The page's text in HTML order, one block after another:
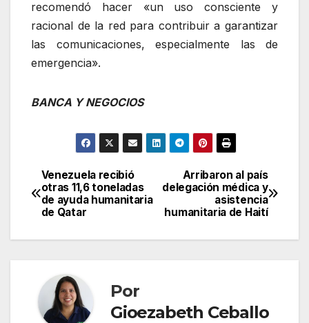
recomendó hacer «un uso consciente y
racional de la red para contribuir a garantizar
las comunicaciones, especialmente las de
emergencia».
BANCA Y NEGOCIOS
Navegación
de
entradas
Arribaron al país
delegación médica y
asistencia
humanitaria de Haití
Venezuela recibió
otras 11,6 toneladas
de ayuda humanitaria
de Qatar
Por
Gioezabeth Ceballo